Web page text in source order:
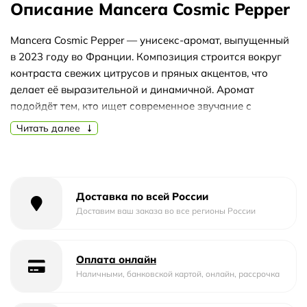
Описание Mancera Cosmic Pepper
Mancera Cosmic Pepper — унисекс-аромат, выпущенный
в 2023 году во Франции. Композиция строится вокруг
контраста свежих цитрусов и пряных акцентов, что
делает её выразительной и динамичной. Аромат
подойдёт тем, кто ищет современное звучание с
характером.
добавляя глубину и благородную дымность. База из
дубового мха, амбергиса, белого мускуса, тонка-бобов и
Аромат универсален: его можно носить в прохладную
Читать далее
Доставка по всей России
Доставим ваш заказа во все регионы России
Оплата онлайн
Наличными, банковской картой, онлайн, рассрочка